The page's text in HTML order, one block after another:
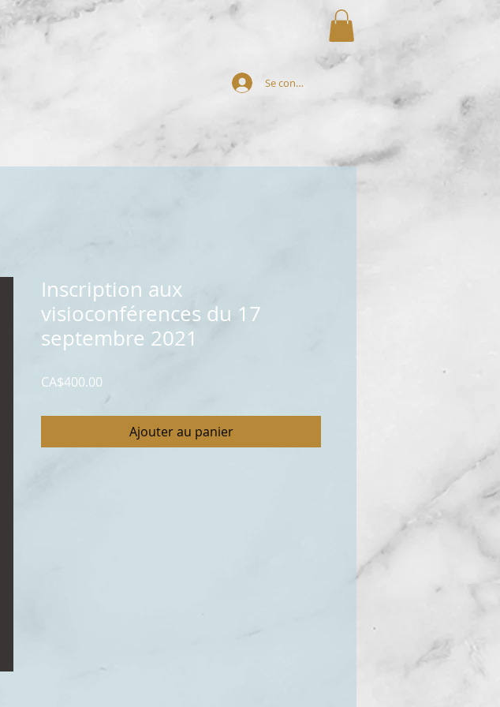
Se connecter
Inscription aux
visioconférences du 17
septembre 2021
CA$400.00
Ajouter au panier